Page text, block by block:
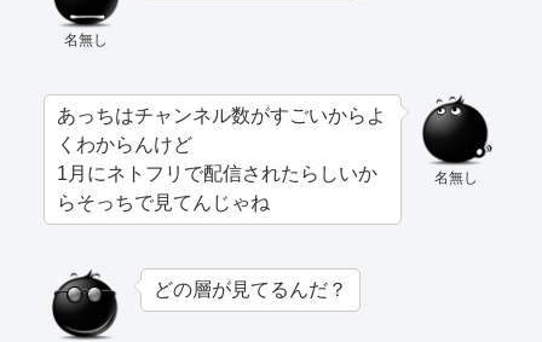
名無し
名無し
あっちはチャンネル数がすごいからよ
くわからんけど
1月にネトフリで配信されたらしいか
らそっちで見てんじゃね
どの層が見てるんだ？